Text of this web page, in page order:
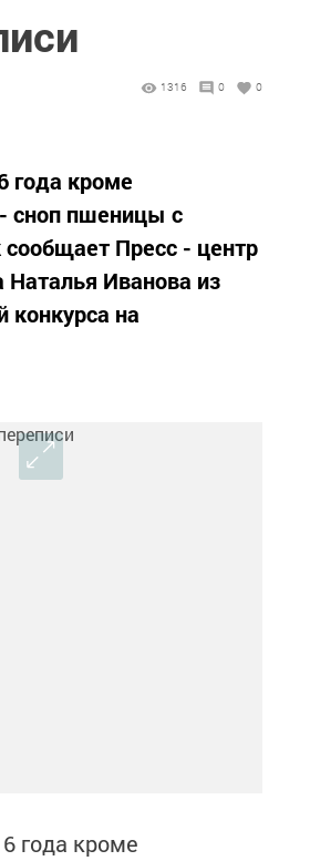
1316 0 0
года кроме
сноп пшеницы с
Пресс - центр
Наталья Иванова из
конкурса на
года кроме